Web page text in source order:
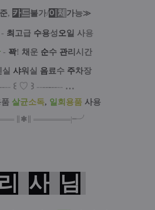
준, 카드 불가/이 체 가능≫
- 최 고급 수용성오일 사용
- 꽉! 채 운 순수 관리 시간
실 샤워 실 음료수 주차장
---- ꒰ ♡ ꒱ --------- …
품 살균소독, 일 회 용품 사용
══ ✱ ═══════|╾╯
리 사 님